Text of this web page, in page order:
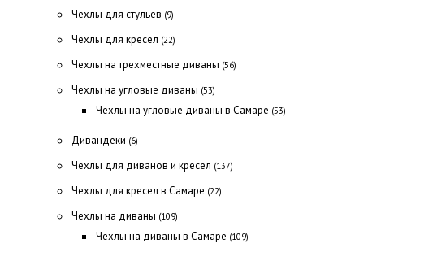
Чехлы для стульев (9)
Чехлы для кресел (22)
Чехлы на трехместные диваны (56)
Чехлы на угловые диваны (53)
Чехлы на угловые диваны в Самаре (53)
Дивандеки (6)
Чехлы для диванов и кресел (137)
Чехлы для кресел в Самаре (22)
Чехлы на диваны (109)
Чехлы на диваны в Самаре (109)